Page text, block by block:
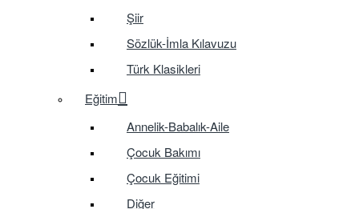
Şiir
Sözlük-İmla Kılavuzu
Türk Klasikleri
Eğitim
Annelik-Babalık-Aile
Çocuk Bakımı
Çocuk Eğitimi
Diğer